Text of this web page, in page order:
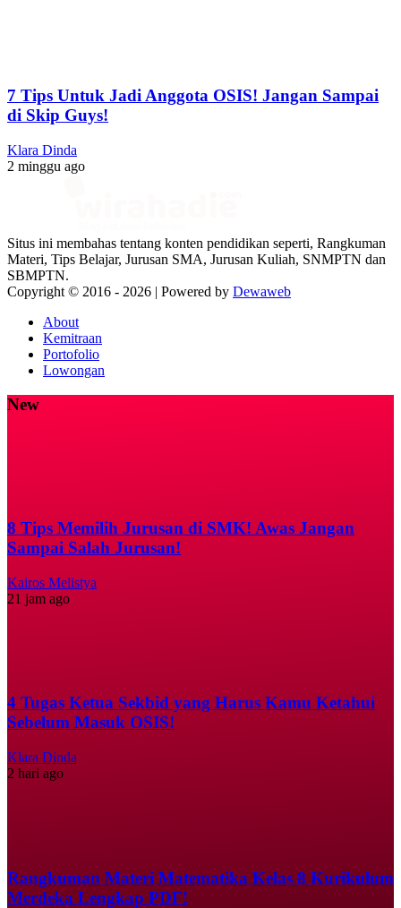
7 Tips Untuk Jadi Anggota OSIS! Jangan Sampai
di Skip Guys!
Klara Dinda
2 minggu ago
Situs ini membahas tentang konten pendidikan seperti, Rangkuman
Materi, Tips Belajar, Jurusan SMA, Jurusan Kuliah, SNMPTN dan
SBMPTN.
Copyright © 2016 - 2026 | Powered by Dewaweb
About
Kemitraan
Portofolio
Lowongan
New
8 Tips Memilih Jurusan di SMK! Awas Jangan
Sampai Salah Jurusan!
Kairos Melistya
21 jam ago
4 Tugas Ketua Sekbid yang Harus Kamu Ketahui
Sebelum Masuk OSIS!
Klara Dinda
2 hari ago
Rangkuman Materi Matematika Kelas 8 Kurikulum
Merdeka Lengkap PDF!